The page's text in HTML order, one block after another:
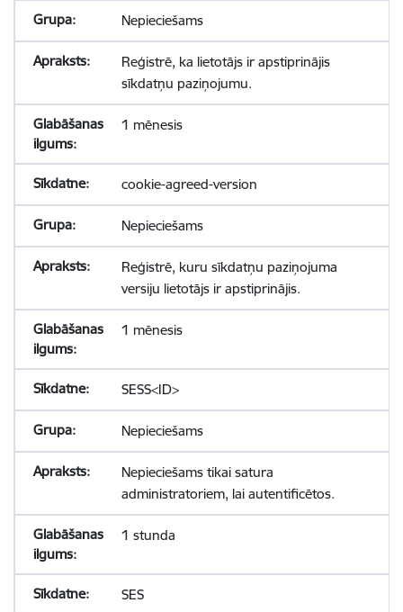
Nepieciešams
Reģistrē, ka lietotājs ir apstiprinājis
sīkdatņu paziņojumu.
1 mēnesis
cookie-agreed-version
Nepieciešams
Reģistrē, kuru sīkdatņu paziņojuma
versiju lietotājs ir apstiprinājis.
1 mēnesis
SESS<ID>
Nepieciešams
Nepieciešams tikai satura
administratoriem, lai autentificētos.
1 stunda
SES